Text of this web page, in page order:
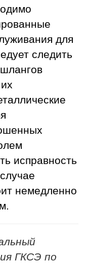
для
следить
исправность
немедленно
ГКСЭ по